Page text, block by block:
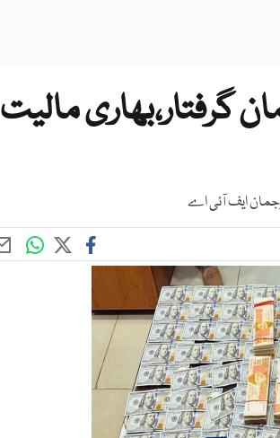
ایکسچینج میں ملوث 3 ملزمان گرفتار،بھاری مالیت
ایف آئی اے